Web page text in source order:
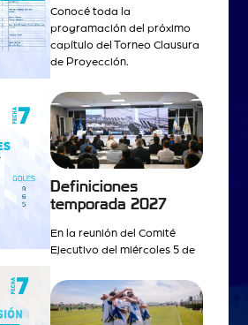
Conocé toda la
programación del próximo
capítulo del Torneo Clausura
de Proyección.
Definiciones
temporada 2027
En la reunión del Comité
Ejecutivo del miércoles 5 de